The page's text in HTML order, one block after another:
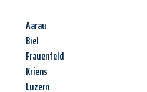
Aarau
Biel
Frauenfeld
Kriens
Luzern